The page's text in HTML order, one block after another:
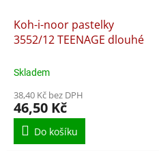
Koh-i-noor pastelky
3552/12 TEENAGE dlouhé
Skladem
38,40 Kč bez DPH
46,50 Kč
Do košíku